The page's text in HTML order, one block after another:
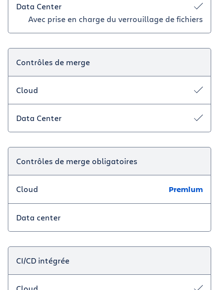
Data Center
Avec prise en charge du verrouillage de fichiers
Contrôles de merge
Cloud
Data Center
Contrôles de merge obligatoires
Cloud Premium
Data center
CI/CD intégrée